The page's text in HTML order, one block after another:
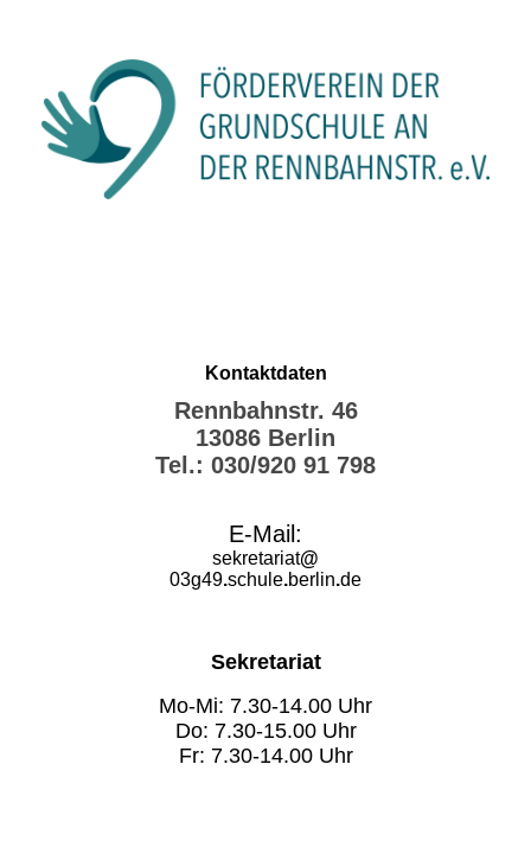
Kontaktdaten
Rennbahnstr. 46
13086 Berlin
Tel.: 030/920 91 798
E-Mail:
sekretariat@
03g49.schule.berlin.de
Sekretariat
Mo-Mi: 7.30-14.00 Uhr
Do: 7.30-15.00 Uhr
Fr: 7.30-14.00 Uhr